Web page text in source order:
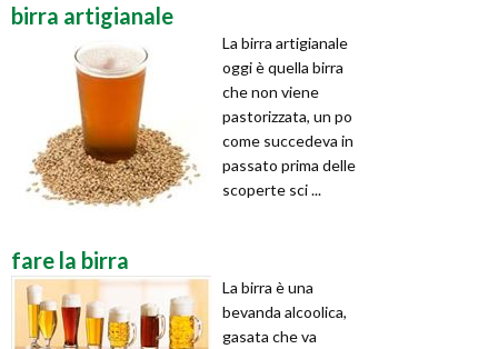
birra artigianale
La birra artigianale
oggi è quella birra
che non viene
pastorizzata, un po
come succedeva in
passato prima delle
scoperte sci ...
fare la birra
La birra è una
bevanda alcoolica,
gasata che va